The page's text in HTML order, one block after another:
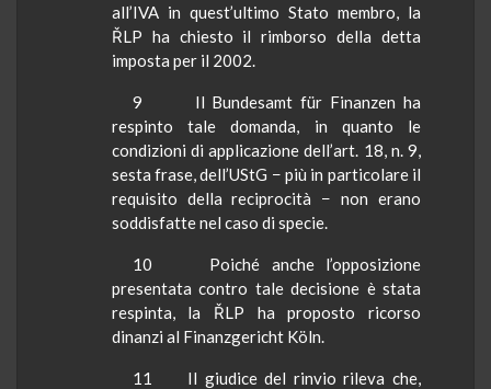
all’IVA in quest’ultimo Stato membro, la
ŘLP ha chiesto il rimborso della detta
imposta per il 2002.
9 Il Bundesamt für Finanzen ha
respinto tale domanda, in quanto le
condizioni di applicazione dell’art. 18, n. 9,
sesta frase, dell’UStG − più in particolare il
requisito della reciprocità − non erano
soddisfatte nel caso di specie.
10
Poiché anche l’opposizione
presentata contro tale decisione è stata
respinta, la ŘLP ha proposto ricorso
dinanzi al Finanzgericht Köln.
11
Il giudice del rinvio rileva che,